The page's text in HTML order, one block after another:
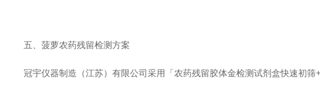
五、菠萝农药残留检测方案
冠宇仪器制造（江苏）有限公司采用「农药残留胶体金检测试剂盒快速初